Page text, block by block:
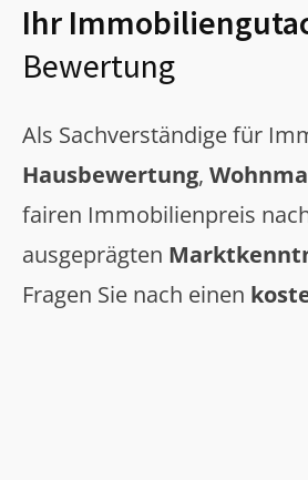
Ihr
Bewertung
Als Sachverständige für
Hausbewertung,
fairen Immobilienpreis
ausgeprägten
Fragen Sie nach einen